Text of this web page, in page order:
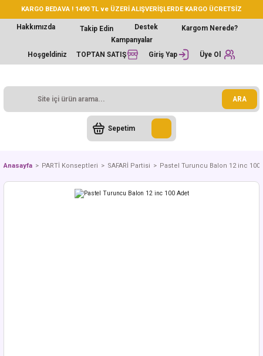
KARGO BEDAVA ! 1490 TL ve ÜZERİ ALIŞVERİŞLERDE KARGO ÜCRETSİZ
Hakkımızda Takip Edin Destek
Kargom Nerede?
Kampanyalar
Hoşgeldiniz
TOPTAN SATIŞ Giriş Yap Üye Ol
ARA
Sepetim
Anasayfa PARTİ Konseptleri SAFARİ Partisi Pastel Turuncu Balon 12 inc 100